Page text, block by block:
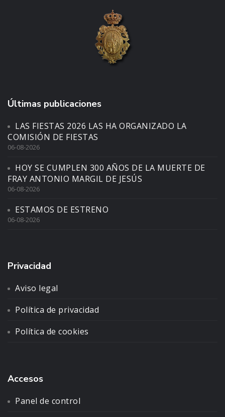
Últimas publicaciones
LAS FIESTAS 2026 LAS HA ORGANIZADO LA
COMISIÓN DE FIESTAS
06-08-2026
HOY SE CUMPLEN 300 AÑOS DE LA MUERTE DE
FRAY ANTONIO MARGIL DE JESÚS
06-08-2026
ESTAMOS DE ESTRENO
06-08-2026
Privacidad
Aviso legal
Política de privacidad
Política de cookies
Accesos
Panel de control